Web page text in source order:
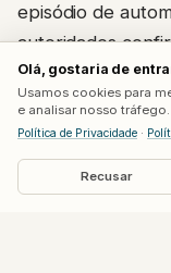
episódio de
autoridades
conseguiram
encaminhá-la
O TikTok
transmissão
Olá, gostaria de
Usamos cookies para
e analisar nosso tráfego.
Política de Privacidade ·
Recusar